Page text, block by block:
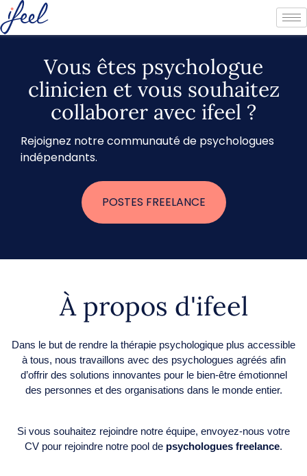
Vous êtes psychologue
clinicien et vous souhaitez
collaborer avec ifeel ?
Rejoignez notre communauté de psychologues
indépendants.
POSTES FREELANCE
À propos d'ifeel
Dans le but de rendre la thérapie psychologique plus accessible
à tous, nous travaillons avec des psychologues agréés afin
d’offrir des solutions innovantes pour le bien-être émotionnel
des personnes et des organisations dans le monde entier.
Si vous souhaitez rejoindre notre équipe, envoyez-nous votre
CV pour rejoindre notre pool de psychologues freelance.